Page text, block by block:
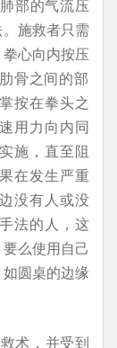
部的气流压
施救者只需
心向内按压
骨之间的部
按在拳头之
用力向内同
施，直至阻
在发生严重
没有人或没
法的人，这
么使用自己
圆桌的边缘
术，并受到